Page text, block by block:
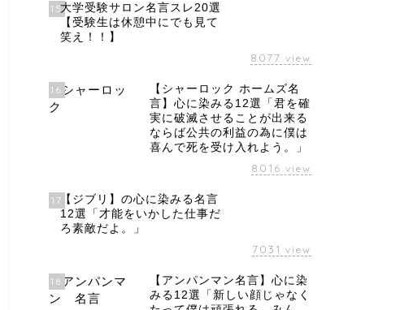
15大学受験サロン名言スレ20選
【受験生は休憩中にでも見て
笑え！！】
8077 view
16
【シャーロック ホームズ名
言】心に染みる12選「君を確
実に破滅させることが出来る
ならば公共の利益の為に僕は
喜んで死を受け入れよう。」
8016 view
17【ジブリ】の心に染みる名言
12選「才能をいかした仕事だ
ろ素敵だよ。」
7031 view
18
【アンパンマン名言】心に染
みる12選「新しい顔じゃなく